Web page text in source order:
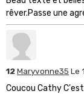
rêver.Passe une
12Maryvonne35 Le
Coucou Cathy